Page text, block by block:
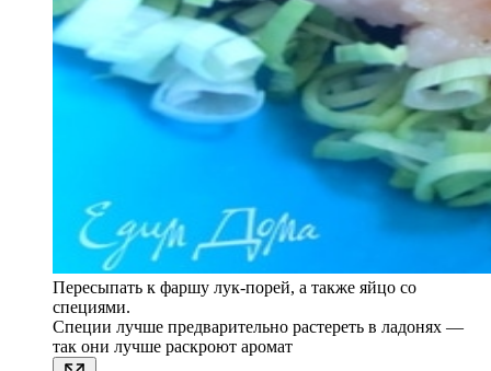
Пересыпать к фаршу лук-порей, а также яйцо со
специями.
Специи лучше предварительно растереть в ладонях —
так они лучше раскроют аромат